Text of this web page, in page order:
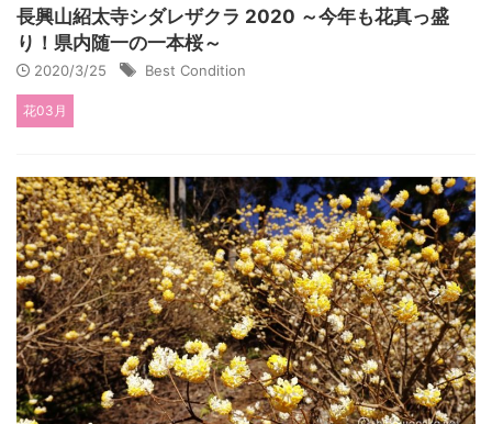
長興山紹太寺シダレザクラ 2020 ～今年も花真っ盛
り！県内随一の一本桜～
2020/3/25 Best Condition
花03月